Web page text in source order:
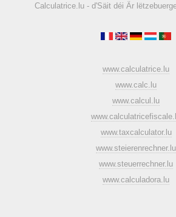
Calculatrice.lu - d'Säit déi Är
www.calculatrice.lu
www.calc.lu
www.calcul.lu
www.taxcalculator.lu
www.steierenrechner.lu
www.steuerrechner.lu
www.calculadora.lu